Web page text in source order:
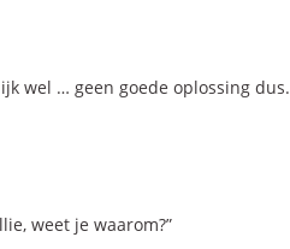
wel … geen goede oplossing dus.
weet je waarom?”